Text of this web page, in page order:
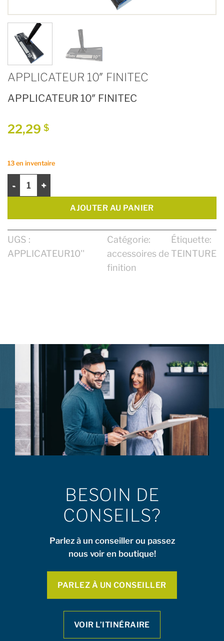
APPLICATEUR 10″ FINITEC
APPLICATEUR 10″ FINITEC
22,29 $
13 en inventaire
AJOUTER AU PANIER
UGS :
APPLICATEUR10''
Catégorie:
accessoires de
finition
Étiquette:
TEINTURE
BESOIN DE
CONSEILS?
Parlez à un conseiller ou passez
nous voir en boutique!
PARLEZ À UN CONSEILLER
VOIR L’ITINÉRAIRE